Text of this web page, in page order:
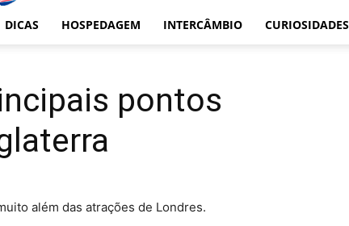
DICAS HOSPEDAGEM INTERCÂMBIO CURIOSIDADES
pontos
além das atrações de Londres.